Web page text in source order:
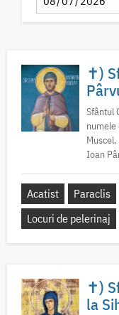
✝)
Sfântul
numele
Ioan
Acatist Paraclis
Locuri de pelerinaj
✝)
la